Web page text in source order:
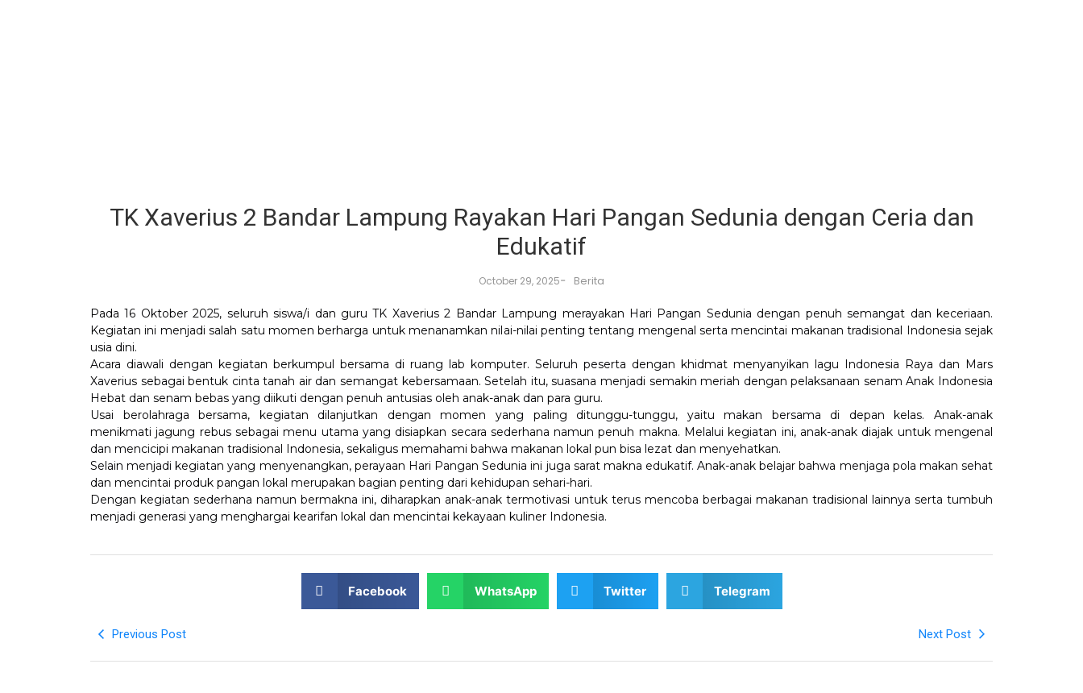
TK Xaverius 2 Bandar Lampung Rayakan Hari Pangan Sedunia dengan Ceria dan
Edukatif
October 29, 2025- Berita
Pada 16 Oktober 2025, seluruh siswa/i dan guru TK Xaverius 2 Bandar Lampung merayakan Hari Pangan Sedunia dengan penuh semangat dan keceriaan.
Kegiatan ini menjadi salah satu momen berharga untuk menanamkan nilai-nilai penting tentang mengenal serta mencintai makanan tradisional Indonesia sejak
usia dini.
Acara diawali dengan kegiatan berkumpul bersama di ruang lab komputer. Seluruh peserta dengan khidmat menyanyikan lagu Indonesia Raya dan Mars
Xaverius sebagai bentuk cinta tanah air dan semangat kebersamaan. Setelah itu, suasana menjadi semakin meriah dengan pelaksanaan senam Anak Indonesia
Hebat dan senam bebas yang diikuti dengan penuh antusias oleh anak-anak dan para guru.
Usai berolahraga bersama, kegiatan dilanjutkan dengan momen yang paling ditunggu-tunggu, yaitu makan bersama di depan kelas. Anak-anak
menikmati jagung rebus sebagai menu utama yang disiapkan secara sederhana namun penuh makna. Melalui kegiatan ini, anak-anak diajak untuk mengenal
dan mencicipi makanan tradisional Indonesia, sekaligus memahami bahwa makanan lokal pun bisa lezat dan menyehatkan.
Selain menjadi kegiatan yang menyenangkan, perayaan Hari Pangan Sedunia ini juga sarat makna edukatif. Anak-anak belajar bahwa menjaga pola makan sehat
dan mencintai produk pangan lokal merupakan bagian penting dari kehidupan sehari-hari.
Dengan kegiatan sederhana namun bermakna ini, diharapkan anak-anak termotivasi untuk terus mencoba berbagai makanan tradisional lainnya serta tumbuh
menjadi generasi yang menghargai kearifan lokal dan mencintai kekayaan kuliner Indonesia.
Facebook WhatsApp Twitter Telegram
Previous Post Next Post